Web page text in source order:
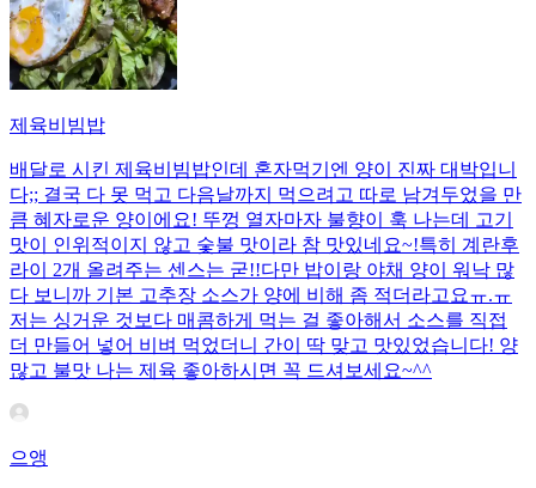
제육비빔밥
배달로 시킨 제육비빔밥인데 혼자먹기엔 양이 진짜 대박입니
다;; 결국 다 못 먹고 다음날까지 먹으려고 따로 남겨두었을 만
큼 혜자로운 양이에요! 뚜껑 열자마자 불향이 훅 나는데 고기
맛이 인위적이지 않고 숯불 맛이라 참 맛있네요~!특히 계란후
라이 2개 올려주는 센스는 굳!! ​다만 밥이랑 야채 양이 워낙 많
다 보니까 기본 고추장 소스가 양에 비해 좀 적더라고요ㅠ.ㅠ
저는 싱거운 것보다 매콤하게 먹는 걸 좋아해서 소스를 직접
더 만들어 넣어 비벼 먹었더니 간이 딱 맞고 맛있었습니다! 양
많고 불맛 나는 제육 좋아하시면 꼭 드셔보세요~^^
으앵